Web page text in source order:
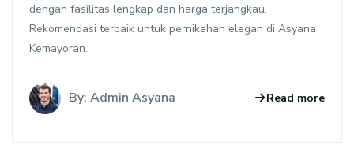
dengan fasilitas lengkap dan harga terjangkau.
Rekomendasi terbaik untuk pernikahan elegan di Asyana
Kemayoran.
By: Admin Asyana Read more